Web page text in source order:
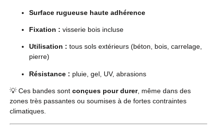
Surface rugueuse haute adhérence
Fixation : visserie bois incluse
Utilisation : tous sols extérieurs (béton, bois, carrelage,
pierre)
Résistance : pluie, gel, UV, abrasions
💡 Ces bandes sont conçues pour durer, même dans des
zones très passantes ou soumises à de fortes contraintes
climatiques.